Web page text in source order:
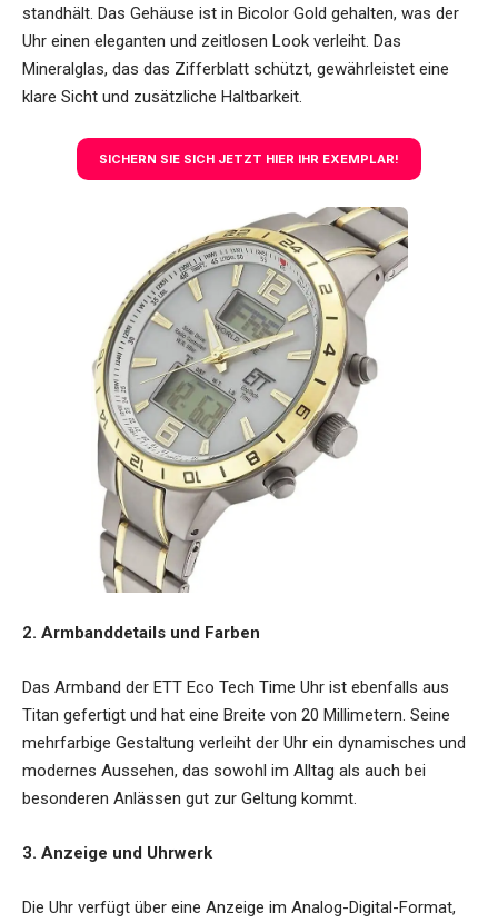
standhält. Das Gehäuse ist in Bicolor Gold gehalten, was der
Uhr einen eleganten und zeitlosen Look verleiht. Das
Mineralglas, das das Zifferblatt schützt, gewährleistet eine
klare Sicht und zusätzliche Haltbarkeit.
SICHERN SIE SICH JETZT HIER IHR EXEMPLAR!
2. Armbanddetails und Farben
Das Armband der ETT Eco Tech Time Uhr ist ebenfalls aus
Titan gefertigt und hat eine Breite von 20 Millimetern. Seine
mehrfarbige Gestaltung verleiht der Uhr ein dynamisches und
modernes Aussehen, das sowohl im Alltag als auch bei
besonderen Anlässen gut zur Geltung kommt.
3. Anzeige und Uhrwerk
Die Uhr verfügt über eine Anzeige im Analog-Digital-Format,